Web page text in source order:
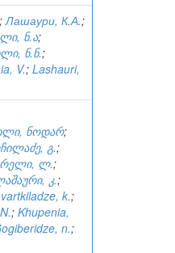
;Лашаури, К.А.;
ნ.ა;
ნ.ნ.;
V.; Lashauri,
ნოდარ;
გ.;
ლ.;
კ.;
k.;
; Khupenia,
n.;